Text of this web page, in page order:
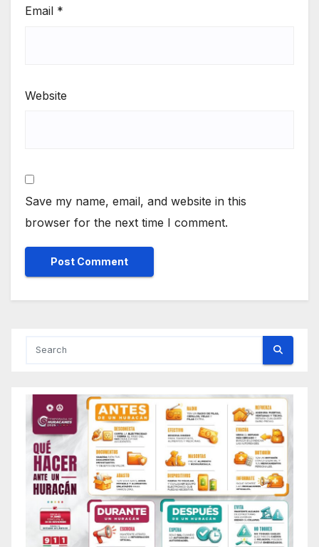
Email *
Website
Save my name, email, and website in this
browser for the next time I comment.